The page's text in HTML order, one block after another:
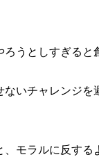
うとしすぎると
いチャレンジを
モラルに反する